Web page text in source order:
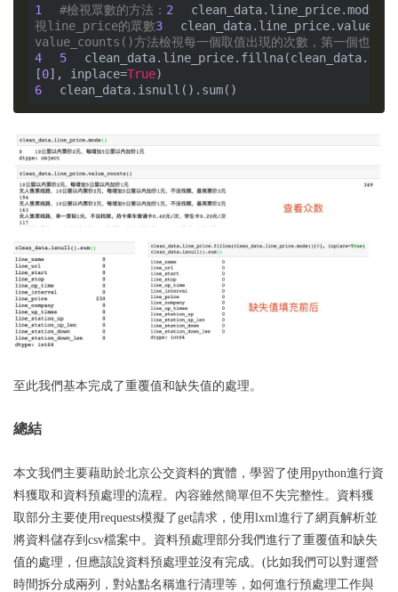
1 #檢視眾數的方法： 2 clean_data.line_price.mode()
視line_price的眾數3
value_counts()方法檢視每一個取值出現的次數，第一個也是眾
4
5
[0], inplace=True
6
至此我們基本完成了重覆值和缺失值的處理。
總結
本文我們主要藉助於北京公交資料的實體，學習了使用python進行資
料獲取和資料預處理的流程。內容雖然簡單但不失完整性。資料獲
取部分主要使用requests模擬了get請求，使用lxml進行了網頁解析並
將資料儲存到csv檔案中。資料預處理部分我們進行了重覆值和缺失
值的處理，但應該說資料預處理並沒有完成。(比如我們可以對運營
時間拆分成兩列，對站點名稱進行清理等，如何進行預處理工作與